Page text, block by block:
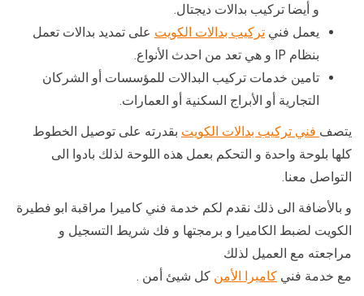
و أيضا تركيب بدالات ديجتال.
يعمل فني تركيب بدالات الكويت على تمديد بدالات تعمل
بنظام IP و هي تعد من احدث الأنواع.
تامين خدمات تركيب البدالات للمؤسسات أو الشركان
التجارية أو الأبراج السكنية أو العمارات.
يتصف فني تركيب بدالات الكويت بقدرته على توصيل الخطوط
كلها بلوحة واحدة و التحكم بعمل هذه اللوحة لذلك بادوا الى
التواصل معنا.
و بالأضافة الى ذلك نقدم لكم خدمة فني كاميرا مراقبة ابو فطيرة
الكويت لضبط الكاميرا و برمجتها و فك شريط التسجيل و
مراجعته مع العميل لذلك
مع خدمة فني كاميرا الأمن كل شيئ أمن .